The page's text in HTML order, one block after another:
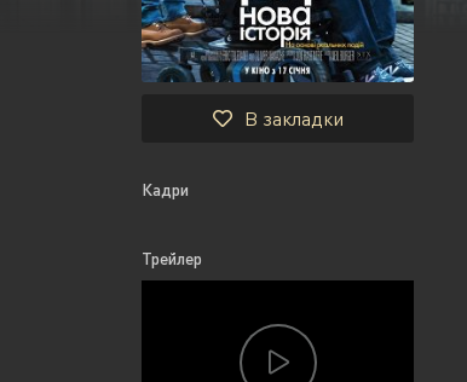
В закладки
Кадри
Трейлер